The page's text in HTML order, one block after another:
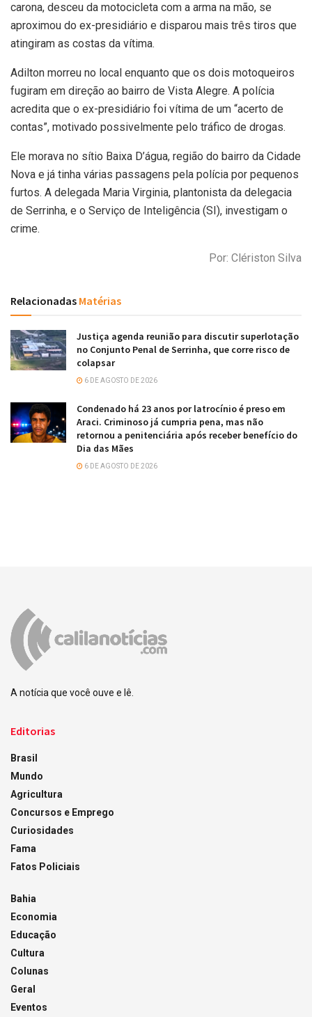
carona, desceu da motocicleta com a arma na mão, se
aproximou do ex-presidiário e disparou mais três tiros que
atingiram as costas da vítima.
Adilton morreu no local enquanto que os dois motoqueiros
fugiram em direção ao bairro de Vista Alegre. A polícia
acredita que o ex-presidiário foi vítima de um “acerto de
contas”, motivado possivelmente pelo tráfico de drogas.
Ele morava no sítio Baixa D’água, região do bairro da Cidade
Nova e já tinha várias passagens pela polícia por pequenos
furtos. A delegada Maria Virginia, plantonista da delegacia
de Serrinha, e o Serviço de Inteligência (SI), investigam o
crime.
Por: Clériston Silva
Relacionadas Matérias
Justiça agenda reunião para discutir superlotação
no Conjunto Penal de Serrinha, que corre risco de
colapsar
6 DE AGOSTO DE 2026
Condenado há 23 anos por latrocínio é preso em
Araci. Criminoso já cumpria pena, mas não
retornou a penitenciária após receber benefício do
Dia das Mães
6 DE AGOSTO DE 2026
A notícia que você ouve e lê.
Editorias
Brasil
Mundo
Agricultura
Concursos e Emprego
Curiosidades
Fama
Fatos Policiais
Bahia
Economia
Educação
Cultura
Colunas
Geral
Eventos